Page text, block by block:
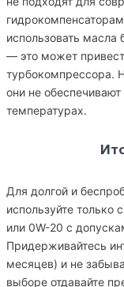
использовать масла
— это может
турбокомпрессора.
они не
температурах.
Для долгой и
используйте только
или 0W-20 с
Придерживайтесь
месяцев) и не
выборе отдавайте